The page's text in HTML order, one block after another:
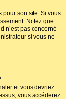
pour son site. Si vous
Notez que
n’est pas concerné
si vous ne
et vous devriez
vous accéderez